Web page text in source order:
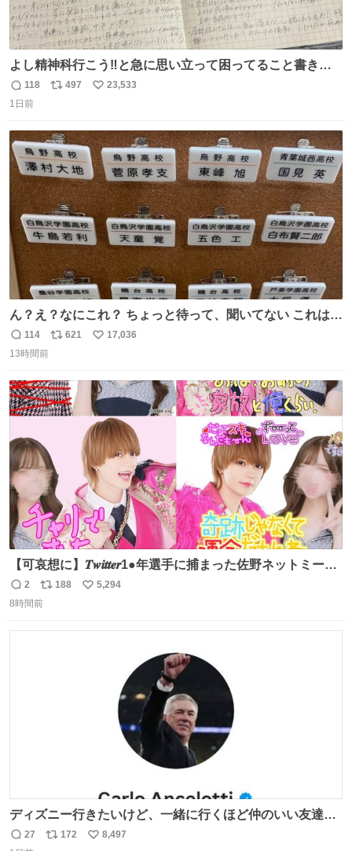
よし精神科行こう‼️と急に思い立って困ってること書き出
してたらペン止まらなくなってすごい勢いで埋まってワロ
タ
返
信
118
リ
ト
数
497
い
数
23,533
1日前
ん？え？なにこれ？ ちょっと待って、聞いてない これは販
売されているのもですか？
返
信
114
リ
ト
数
621
い
数
17,036
13時間前
【可哀想に】𝑻𝒘𝒊𝒕𝒕𝒆𝒓1●年選手に捕まった佐野ネットミーム
勇斗さんのコラボプリ
返
信
2
リ
ポ
188
い
5,294
8時間前
ディズニー行きたいけど、一緒に行くほど仲のいい友達が
居ない… ほんでこれ
返
27
リ
172
い
8,497